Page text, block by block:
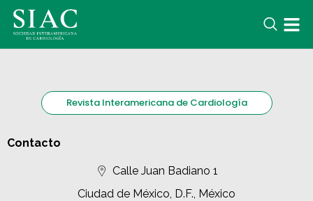
Revista Interamericana de Cardiología
Contacto
Calle Juan Badiano 1
Ciudad de México, D.F., México